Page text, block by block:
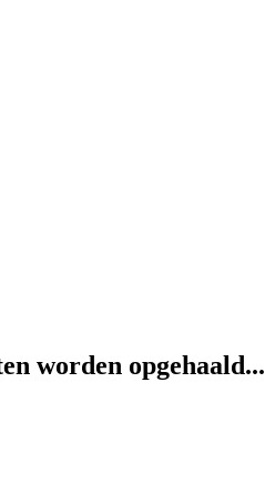
worden opgehaald...